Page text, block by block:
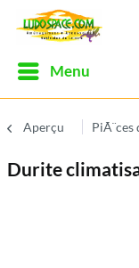
Menu
Aperçu
Durite